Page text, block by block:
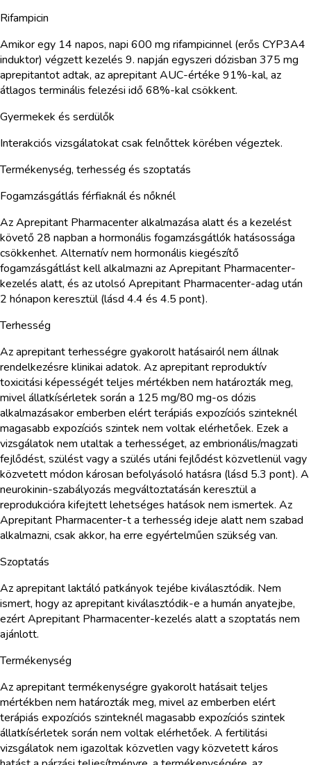
Rifampicin
Amikor egy 14 napos, napi 600 mg rifampicinnel (erős CYP3A4
induktor) végzett kezelés 9. napján egyszeri dózisban 375 mg
aprepitantot adtak, az aprepitant AUC-értéke 91%-kal, az
átlagos terminális felezési idő 68%-kal csökkent.
Gyermekek és serdülők
Interakciós vizsgálatokat csak felnőttek körében végeztek.
Termékenység, terhesség és szoptatás
Fogamzásgátlás férfiaknál és nőknél
Az Aprepitant Pharmacenter alkalmazása alatt és a kezelést
követő 28 napban a hormonális fogamzásgátlók hatásossága
csökkenhet. Alternatív nem hormonális kiegészítő
fogamzásgátlást kell alkalmazni az Aprepitant Pharmacenter-
kezelés alatt, és az utolsó Aprepitant Pharmacenter-adag után
2 hónapon keresztül (lásd 4.4 és 4.5 pont).
Terhesség
Az aprepitant terhességre gyakorolt hatásairól nem állnak
rendelkezésre klinikai adatok. Az aprepitant reproduktív
toxicitási képességét teljes mértékben nem határozták meg,
mivel állatkísérletek során a 125 mg/80 mg-os dózis
alkalmazásakor emberben elért terápiás expozíciós szinteknél
magasabb expozíciós szintek nem voltak elérhetőek. Ezek a
vizsgálatok nem utaltak a terhességet, az embrionális/magzati
fejlődést, szülést vagy a szülés utáni fejlődést közvetlenül vagy
közvetett módon károsan befolyásoló hatásra (lásd 5.3 pont). A
neurokinin-szabályozás megváltoztatásán keresztül a
reprodukcióra kifejtett lehetséges hatások nem ismertek. Az
Aprepitant Pharmacenter-t a terhesség ideje alatt nem szabad
alkalmazni, csak akkor, ha erre egyértelműen szükség van.
Szoptatás
Az aprepitant laktáló patkányok tejébe kiválasztódik. Nem
ismert, hogy az aprepitant kiválasztódik-e a humán anyatejbe,
ezért Aprepitant Pharmacenter-kezelés alatt a szoptatás nem
ajánlott.
Termékenység
Az aprepitant termékenységre gyakorolt hatásait teljes
mértékben nem határozták meg, mivel az emberben elért
terápiás expozíciós szinteknél magasabb expozíciós szintek
állatkísérletek során nem voltak elérhetőek. A fertilitási
vizsgálatok nem igazoltak közvetlen vagy közvetett káros